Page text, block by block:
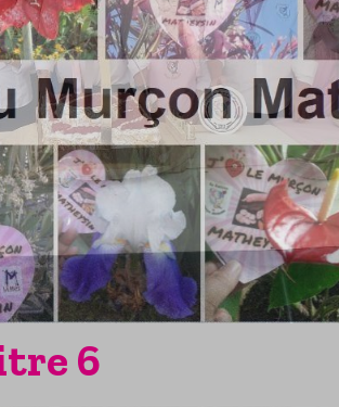
6